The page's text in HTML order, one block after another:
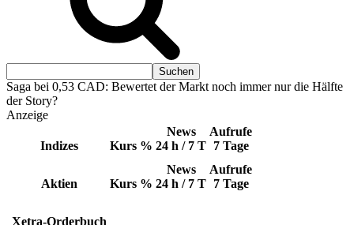
Saga bei 0,53 CAD: Bewertet der Markt noch immer nur die Hälfte
der Story?
Anzeige
Indizes Kurs %
News
24 h / 7 T
Aufrufe
7 Tage
Aktien Kurs %
News
24 h / 7 T
Aufrufe
7 Tage
Xetra-Orderbuch